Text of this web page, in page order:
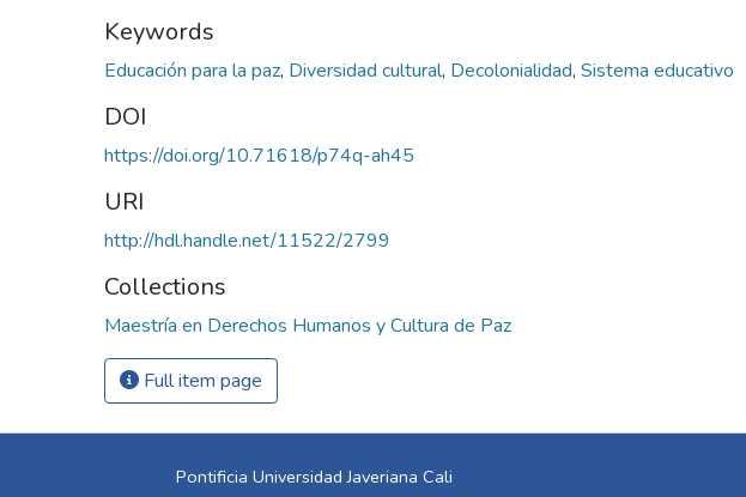
Keywords
Educación para la paz, Diversidad cultural, Decolonialidad, Sistema educativo
DOI
https://doi.org/10.71618/p74q-ah45
URI
http://hdl.handle.net/11522/2799
Collections
Maestría en Derechos Humanos y Cultura de Paz
Full item page
Pontificia Universidad Javeriana Cali